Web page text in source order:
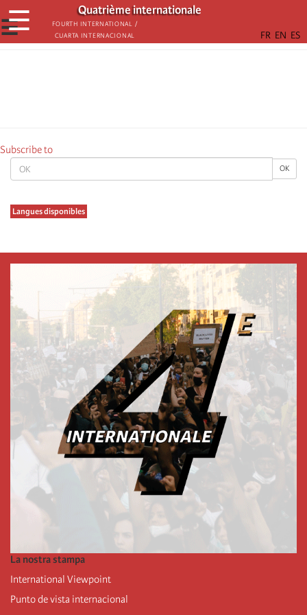
Skip
to
main
Quatrième internationale
Fourth International /
Cuarta Internacional
☰
☰
OK OK
Langues disponibles
Subscribe to
La nostra stampa
International Viewpoint
Punto de vista internacional